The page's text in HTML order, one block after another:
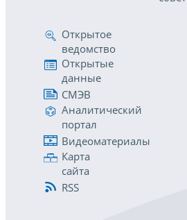
Открытое
ведомство
Открытые
данные
СМЭВ
Аналитический
портал
Видеоматериалы
Карта
сайта
RSS